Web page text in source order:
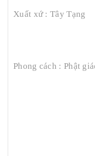
Xuất xứ : Tây Tạng
Phong cách : Phật